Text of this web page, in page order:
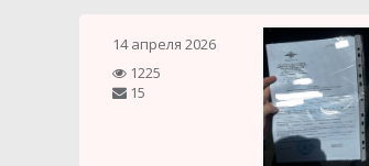
14 апреля 2026
1225
15